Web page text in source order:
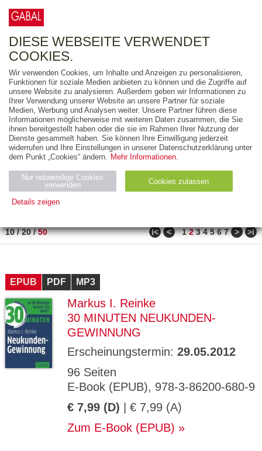
FREITEXT
AUSGABEART
AUS DER REIHE
ZUM THEMA
Neuerscheinung
Bestseller
PREIS
10/20/50 ǀ< < 1 2 3 4 5 6 7 > >ǀ
EPUB PDF MP3
Markus I. Reinke
30 MINUTEN NEUKUNDEN-
GEWINNUNG
Erscheinungstermin: 29.05.2012
96 Seiten
E-Book (EPUB), 978-3-86200-680-9
€ 7,99 (D) | € 7,99 (A)
Zum E-Book (EPUB)
DIESE WEBSEITE VERWENDET
COOKIES.
Wir verwenden Cookies, um Inhalte und Anzeigen zu personalisieren,
Funktionen für soziale Medien anbieten zu können und die Zugriffe auf
unsere Website zu analysieren. Außerdem geben wir Informationen zu
Ihrer Verwendung unserer Website an unsere Partner für soziale
Medien, Werbung und Analysen weiter. Unsere Partner führen diese
Informationen möglicherweise mit weiteren Daten zusammen, die Sie
ihnen bereitgestellt haben oder die sie im Rahmen Ihrer Nutzung der
Dienste gesammelt haben. Sie können Ihre Einwilligung jederzeit
widerrufen und Ihre Einstellungen in unserer Datenschutzerklärung unter
dem Punkt „Cookies“ ändern. Mehr Informationen.
Nur notwendige Cookies
verwenden
Cookies zulassen
Details zeigen
Name Zweck
Ty
ESSION
_ID
verlag.
de
Session verwendet
GV_CO
OKIES
gabal-
verlag.
de
Speichert den Zustimmungsstatus des
Domäne.